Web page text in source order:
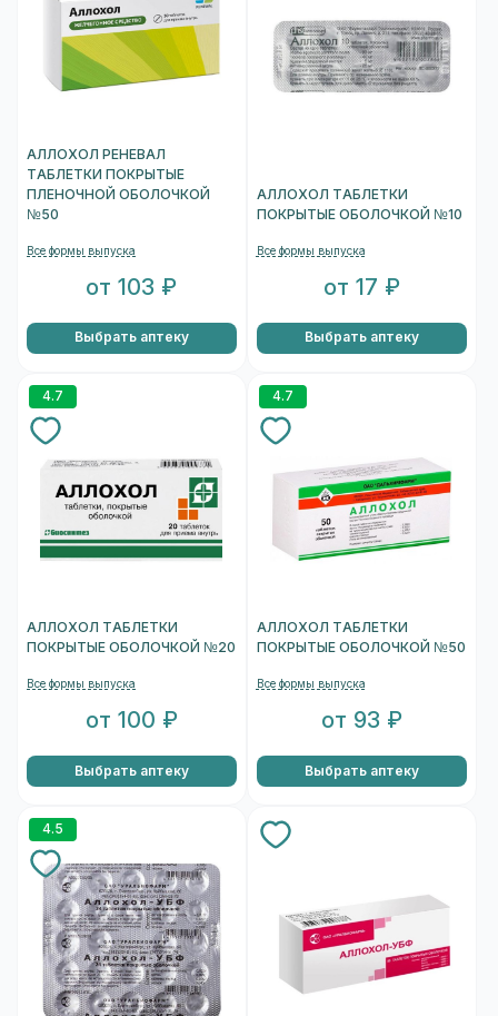
АЛЛОХОЛ РЕНЕВАЛ
ТАБЛЕТКИ ПОКРЫТЫЕ
ПЛЕНОЧНОЙ ОБОЛОЧКОЙ
№50
Все формы выпуска
от 103 ₽
Выбрать аптеку
АЛЛОХОЛ ТАБЛЕТКИ
ПОКРЫТЫЕ ОБОЛОЧКОЙ №10
Все формы выпуска
от 17 ₽
Выбрать аптеку
4.7
АЛЛОХОЛ ТАБЛЕТКИ
ПОКРЫТЫЕ ОБОЛОЧКОЙ №20
Все формы выпуска
от 100 ₽
Выбрать аптеку
4.7
АЛЛОХОЛ ТАБЛЕТКИ
ПОКРЫТЫЕ ОБОЛОЧКОЙ №50
Все формы выпуска
от 93 ₽
Выбрать аптеку
4.5